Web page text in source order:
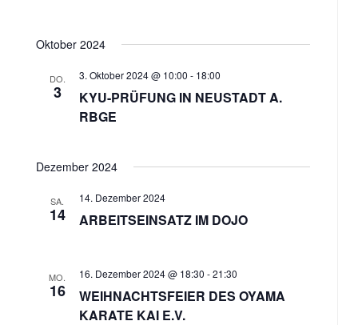
Oktober 2024
DO.
3
3. Oktober 2024 @ 10:00 - 18:00
KYU-PRÜFUNG IN NEUSTADT A.
RBGE
Dezember 2024
SA.
14
14. Dezember 2024
ARBEITSEINSATZ IM DOJO
MO.
16
16. Dezember 2024 @ 18:30 -21:30
WEIHNACHTSFEIER DES OYAMA
KARATE KAI E.V.